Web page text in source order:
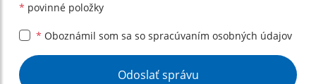
* povinné položky
* Oboznámil som sa so spracúvaním osobných údajov
Google reCaptcha Response
Odoslať správu